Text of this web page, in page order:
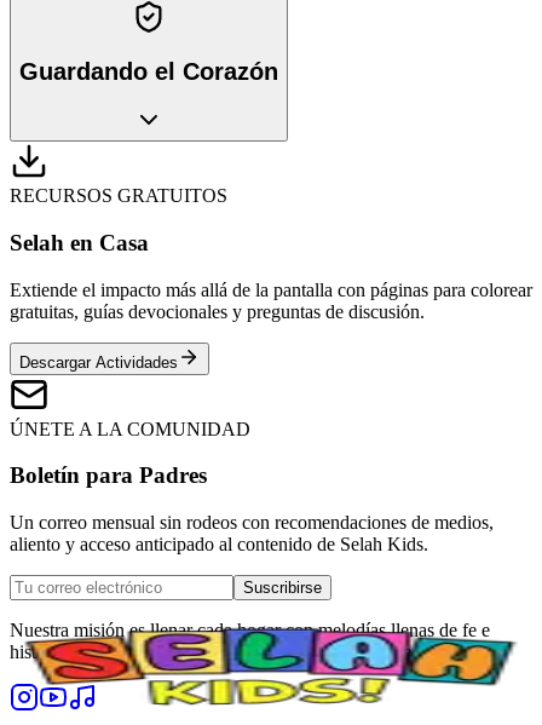
Guardando el Corazón
RECURSOS GRATUITOS
Selah en Casa
Extiende el impacto más allá de la pantalla con páginas para colorear
gratuitas, guías devocionales y preguntas de discusión.
Descargar Actividades
ÚNETE A LA COMUNIDAD
Boletín para Padres
Un correo mensual sin rodeos con recomendaciones de medios,
aliento y acceso anticipado al contenido de Selah Kids.
Suscribirse
Nuestra misión es llenar cada hogar con melodías llenas de fe e
historias que despierten asombro en los corazones de los niños.